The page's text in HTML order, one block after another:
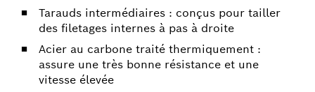
Tarauds intermédiaires : conçus pour tailler
des filetages internes à pas à droite
Acier au carbone traité thermiquement :
assure une très bonne résistance et une
vitesse élevée